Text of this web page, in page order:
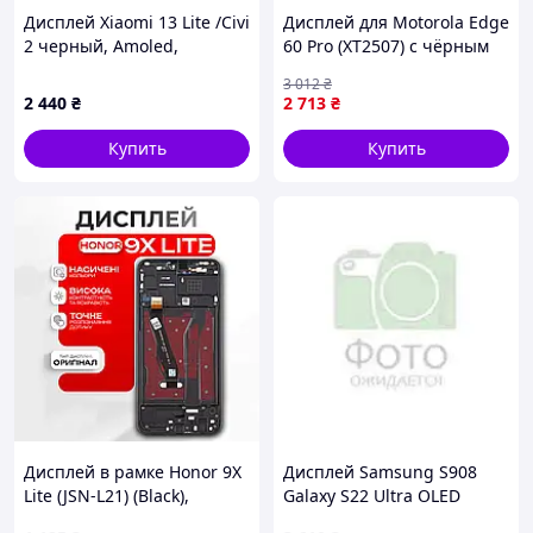
Видео, как мы упаковываем посылки
Дисплей Xiaomi 13 Lite /Civi
2 черный, Amoled,
2 440 ₴
Купить
Дисплей для Motorola Edge
60 Pro (XT2507) с чёрным
корпусной рамкой Original
2 713 ₴
3 012₴
Купить
Дисплей в рамке Honor 9X
Lite (JSN-L21) (Black),
Дисплей Samsung S908
Galaxy S22 Ultra OLED